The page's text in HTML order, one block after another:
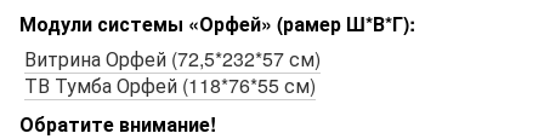
Модули системы «Орфей» (рамер Ш*В*Г):
Витрина Орфей (72,5*232*57 см)
ТВ Тумба Орфей (118*76*55 см)
Обратите внимание!